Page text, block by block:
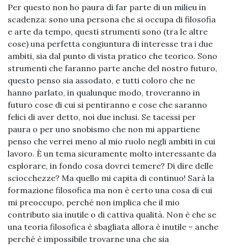
Per questo non ho paura di far parte di un milieu in
scadenza: sono una persona che si occupa di filosofia
e arte da tempo, questi strumenti sono (tra le altre
cose) una perfetta congiuntura di interesse tra i due
ambiti, sia dal punto di vista pratico che teorico. Sono
strumenti che faranno parte anche del nostro futuro,
questo penso sia assodato, e tutti coloro che ne
hanno parlato, in qualunque modo, troveranno in
futuro cose di cui si pentiranno e cose che saranno
felici di aver detto, noi due inclusi. Se tacessi per
paura o per uno snobismo che non mi appartiene
penso che verrei meno al mio ruolo negli ambiti in cui
lavoro. È un tema sicuramente molto interessante da
esplorare, in fondo cosa dovrei temere? Di dire delle
sciocchezze? Ma quello mi capita di continuo! Sarà la
formazione filosofica ma non è certo una cosa di cui
mi preoccupo, perché non implica che il mio
contributo sia inutile o di cattiva qualità. Non è che se
una teoria filosofica è sbagliata allora è inutile – anche
perché è impossibile trovarne una che sia